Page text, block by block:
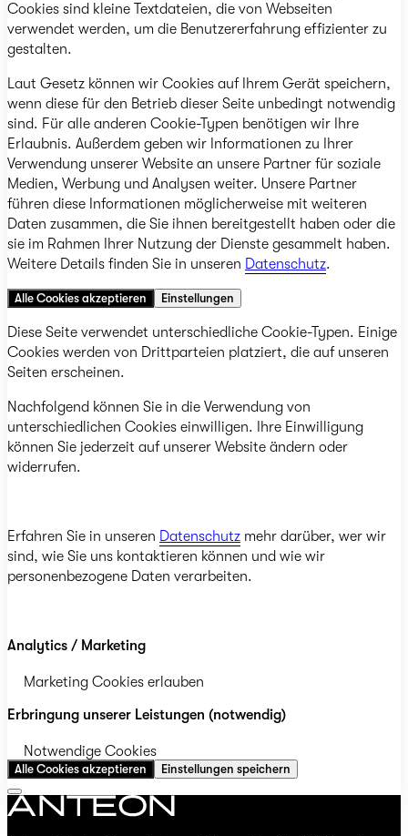
Cookies sind kleine Textdateien, die von Webseiten
verwendet werden, um die Benutzererfahrung effizienter zu
gestalten.
Laut Gesetz können wir Cookies auf Ihrem Gerät speichern,
wenn diese für den Betrieb dieser Seite unbedingt notwendig
sind. Für alle anderen Cookie-Typen benötigen wir Ihre
Erlaubnis. Außerdem geben wir Informationen zu Ihrer
Verwendung unserer Website an unsere Partner für soziale
Medien, Werbung und Analysen weiter. Unsere Partner
führen diese Informationen möglicherweise mit weiteren
Daten zusammen, die Sie ihnen bereitgestellt haben oder die
sie im Rahmen Ihrer Nutzung der Dienste gesammelt haben.
Weitere Details finden Sie in unseren Datenschutz.
Alle Cookies akzeptieren Einstellungen
Diese Seite verwendet unterschiedliche Cookie-Typen. Einige
Cookies werden von Drittparteien platziert, die auf unseren
Seiten erscheinen.
Nachfolgend können Sie in die Verwendung von
unterschiedlichen Cookies einwilligen. Ihre Einwilligung
können Sie jederzeit auf unserer Website ändern oder
widerrufen.
Erfahren Sie in unseren Datenschutz mehr darüber, wer wir
sind, wie Sie uns kontaktieren können und wie wir
personenbezogene Daten verarbeiten.
Analytics / Marketing
Marketing Cookies erlauben
Erbringung unserer Leistungen (notwendig)
Notwendige Cookies
Alle Cookies akzeptieren Einstellungen speichern